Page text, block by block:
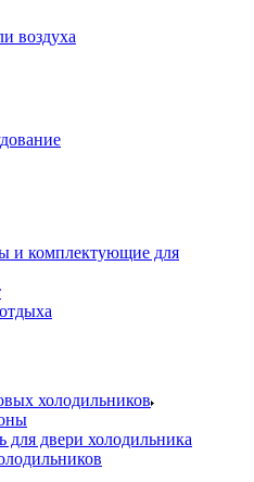
воздуха
и комплектующие для
холодильников
для двери холодильника